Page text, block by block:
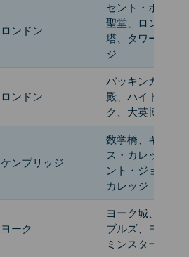
ロンドン
セント・ポール
聖堂、ロンドン
塔、タワーブリ
ジ
ロンドン
バッキンガム宮
殿、ハイド・パ
ク、大英博物館
ケンブリッジ
数学橋、キング
ス・カレッジ、
ント・ジョンズ
カレッジ
ヨーク
ヨーク城、シャ
ブルズ、ヨーク
ミンスター